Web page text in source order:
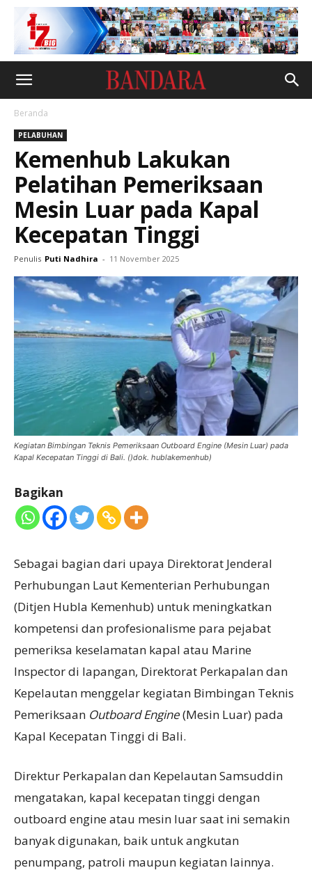
Beranda
PELABUHAN
Kemenhub Lakukan
Pelatihan Pemeriksaan
Mesin Luar pada Kapal
Kecepatan Tinggi
Penulis Puti Nadhira - 11 November 2025
Kegiatan Bimbingan Teknis Pemeriksaan Outboard Engine (Mesin Luar) pada
Kapal Kecepatan Tinggi di Bali. ()dok. hublakemenhub)
Bagikan
Sebagai bagian dari upaya Direktorat Jenderal
Perhubungan Laut Kementerian Perhubungan
(Ditjen Hubla Kemenhub) untuk meningkatkan
kompetensi dan profesionalisme para pejabat
pemeriksa keselamatan kapal atau Marine
Inspector di lapangan, Direktorat Perkapalan dan
Kepelautan menggelar kegiatan Bimbingan Teknis
Pemeriksaan Outboard Engine(Mesin Luar) pada
Kapal Kecepatan Tinggi di Bali.
Direktur Perkapalan dan Kepelautan Samsuddin
mengatakan, kapal kecepatan tinggi dengan
outboard engine atau mesin luar saat ini semakin
banyak digunakan, baik untuk angkutan
penumpang, patroli maupun kegiatan lainnya.